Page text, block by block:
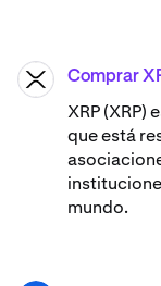
XRP Comprar
XRP (XRP)
que está
mundo.